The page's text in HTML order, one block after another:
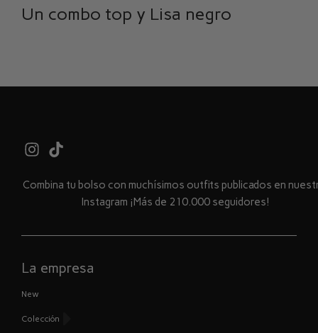
Un combo top y Lisa negro
Combina tu bolso con muchísimos outfits publicados en
Instagram ¡Más de 210.000 seguidores!
La empresa
New
Colección